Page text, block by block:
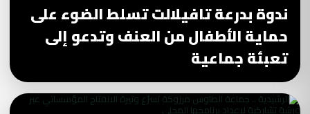
ندوة بدرعة تافيلالت تسلط الضوء على
حماية الأطفال من العنف وتدعو إلى
تعبئة جماعية